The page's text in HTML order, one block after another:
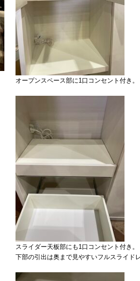
オープンスペース部に1口コンセント付き。
スライダー天板部にも1口コンセント付き。
下部の引出は奥まで見やすいフルスライド